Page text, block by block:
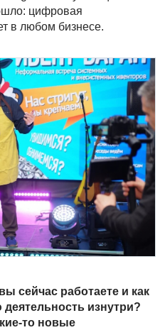
цифровая
в любом бизнесе.
сейчас работаете и как
изнутри?
то новые